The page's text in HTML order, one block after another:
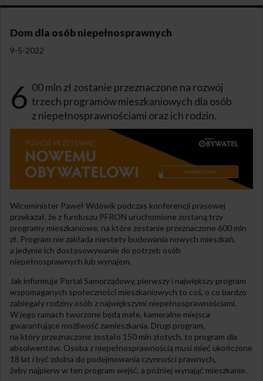
Dom dla osób niepełnosprawnych
9-5-2022
6 00 mln zł zostanie przeznaczone na rozwój
trzech programów mieszkaniowych dla osób
z niepełnosprawnościami oraz ich rodzin.
Wiceminister Paweł Wdówik podczas konferencji prasowej
przekazał, że z funduszu PFRON uruchomione zostaną trzy
programy mieszkaniowe, na które zostanie przeznaczone 600 mln
zł. Program nie zakłada niestety budowania nowych mieszkań,
a jedynie ich dostosowywanie do potrzeb osób
niepełnosprawnych lub wynajem.
Jak informuje Portal Samorządowy, pierwszy i największy program
wspomaganych społeczności mieszkaniowych to coś, o co bardzo
zabiegały rodziny osób z największymi niepełnosprawnościami.
W jego ramach tworzone będą małe, kameralne miejsca
gwarantujące możliwość zamieszkania. Drugi program,
na który przeznaczone zostało 150 mln złotych, to program dla
absolwentów. Osoba z niepełnosprawnością musi mieć ukończone
18 lat i być zdolna do podejmowania czynności prawnych,
żeby najpierw w ten program wejść, a później wynająć mieszkanie.